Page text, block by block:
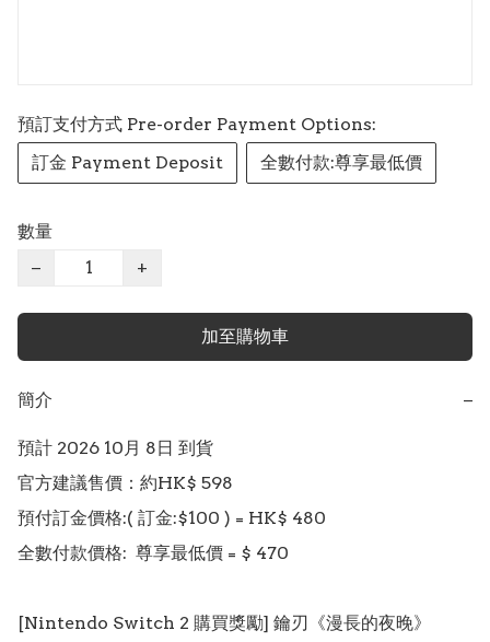
預訂支付方式 Pre-order Payment Options:
訂金 Payment Deposit
全數付款:尊享最低價
數量
−
+
加至購物車
簡介 −
預計 2026 10月 8日 到貨
官方建議售價：約HK$ 598
預付訂金價格:( 訂金:$100 ) = HK$ 480
全數付款價格:  尊享最低價 = $ 470
[Nintendo Switch 2 購買獎勵] 鑰刃《漫長的夜晚》